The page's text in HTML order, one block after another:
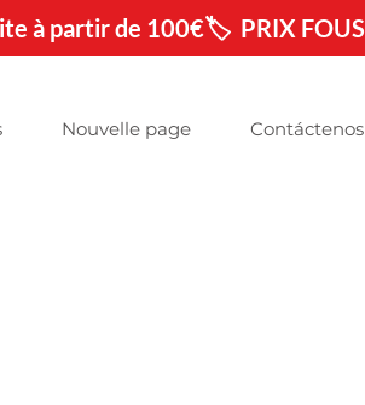
à partir de 100€
Nouvelle page Contáctenos